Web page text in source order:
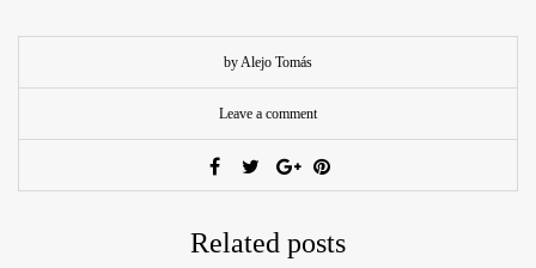
by Alejo Tomás
Leave a comment
Related posts